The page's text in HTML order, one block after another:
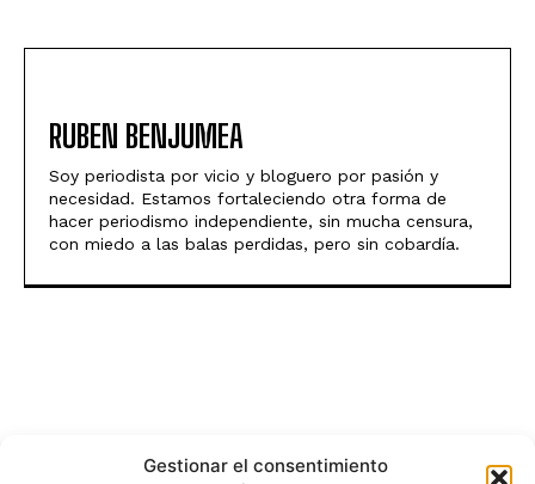
Gestionar el consentimiento
RUBEN BENJUMEA
Soy periodista por vicio y bloguero por pasión y
necesidad. Estamos fortaleciendo otra forma de
hacer periodismo independiente, sin mucha censura,
con miedo a las balas perdidas, pero sin cobardía.